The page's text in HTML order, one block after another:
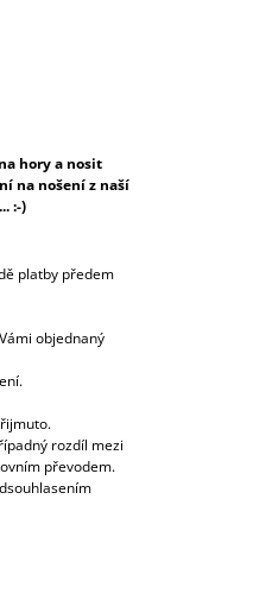
hory a nosit
na nošení z naší
:-)
platby předem
objednaný
rozdíl mezi
převodem.